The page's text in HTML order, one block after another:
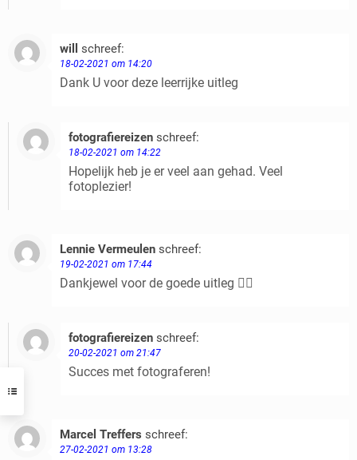
will schreef:
18-02-2021 om 14:20
Dank U voor deze leerrijke uitleg
fotografiereizen schreef:
18-02-2021 om 14:22
Hopelijk heb je er veel aan gehad. Veel
fotoplezier!
Lennie Vermeulen schreef:
19-02-2021 om 17:44
Dankjewel voor de goede uitleg 👍🏻
fotografiereizen schreef:
20-02-2021 om 21:47
Succes met fotograferen!
Marcel Treffers schreef:
27-02-2021 om 13:28